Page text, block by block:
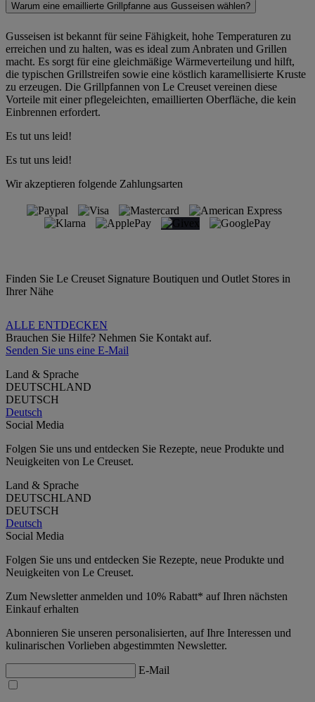
Warum eine emaillierte Grillpfanne aus Gusseisen wählen?
Gusseisen ist bekannt für seine Fähigkeit, hohe Temperaturen zu
erreichen und zu halten, was es ideal zum Anbraten und Grillen
macht. Es sorgt für eine gleichmäßige Wärmeverteilung und hilft,
die typischen Grillstreifen sowie eine köstlich karamellisierte Kruste
zu erzeugen. Die Grillpfannen von Le Creuset vereinen diese
Vorteile mit einer pflegeleichten, emaillierten Oberfläche, die kein
Einbrennen erfordert.
Es tut uns leid!
Es tut uns leid!
Wir akzeptieren folgende Zahlungsarten
Finden Sie Le Creuset Signature Boutiquen und Outlet Stores in
Ihrer Nähe
ALLE ENTDECKEN
Brauchen Sie Hilfe? Nehmen Sie Kontakt auf.
Senden Sie uns eine E-Mail
Land & Sprache
DEUTSCHLAND
DEUTSCH
Deutsch
Social Media
Folgen Sie uns und entdecken Sie Rezepte, neue Produkte und
Neuigkeiten von Le Creuset.
Land & Sprache
DEUTSCHLAND
DEUTSCH
Deutsch
Social Media
Folgen Sie uns und entdecken Sie Rezepte, neue Produkte und
Neuigkeiten von Le Creuset.
Zum Newsletter anmelden und 10% Rabatt* auf Ihren nächsten
Einkauf erhalten
Abonnieren Sie unseren personalisierten, auf Ihre Interessen und
kulinarischen Vorlieben abgestimmten Newsletter.
E-Mail